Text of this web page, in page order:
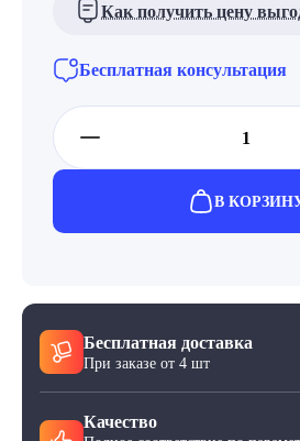
Как получить цену
Бесплатная консультация
В
Бесплатная доставка
При заказе от 4 шт
Качество